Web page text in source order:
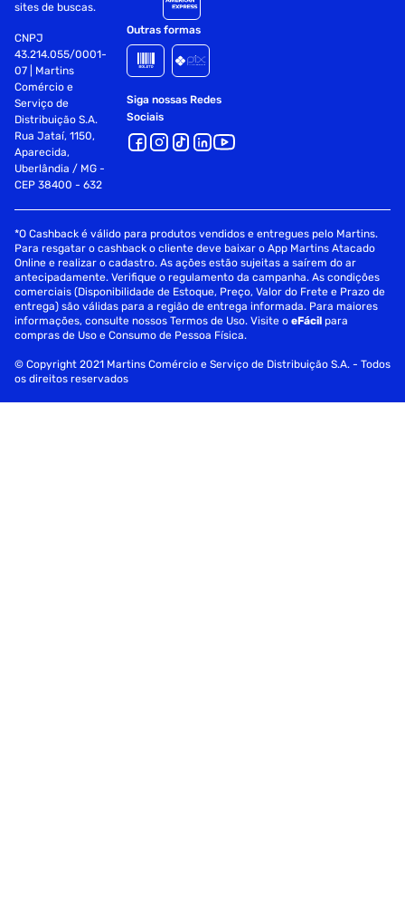
sites de buscas.
CNPJ
43.214.055/0001-
07 | Martins
Comércio e
Serviço de
Distribuição S.A.
Rua Jataí, 1150,
Aparecida,
Uberlândia / MG -
CEP 38400 - 632
Outras formas
Siga nossas Redes
Sociais
*O Cashback é válido para produtos vendidos e entregues pelo Martins.
Para resgatar o cashback o cliente deve baixar o App Martins Atacado
Online e realizar o cadastro. As ações estão sujeitas a saírem do ar
antecipadamente. Verifique o regulamento da campanha. As condições
comerciais (Disponibilidade de Estoque, Preço, Valor do Frete e Prazo de
entrega) são válidas para a região de entrega informada. Para maiores
informações, consulte nossos Termos de Uso. Visite oeFácil para
compras de Uso e Consumo de Pessoa Física.
© Copyright 2021 Martins Comércio e Serviço de Distribuição S.A. - Todos
os direitos reservados